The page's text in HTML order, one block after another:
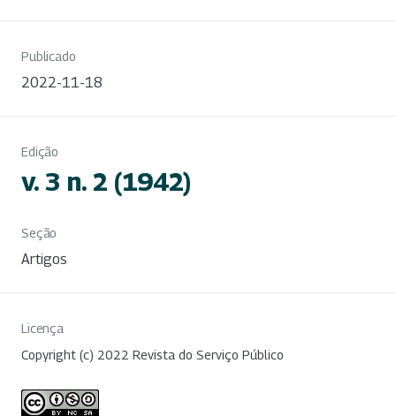
Publicado
2022-11-18
Edição
v. 3 n. 2 (1942)
Seção
Artigos
Licença
Copyright (c) 2022 Revista do Serviço Público